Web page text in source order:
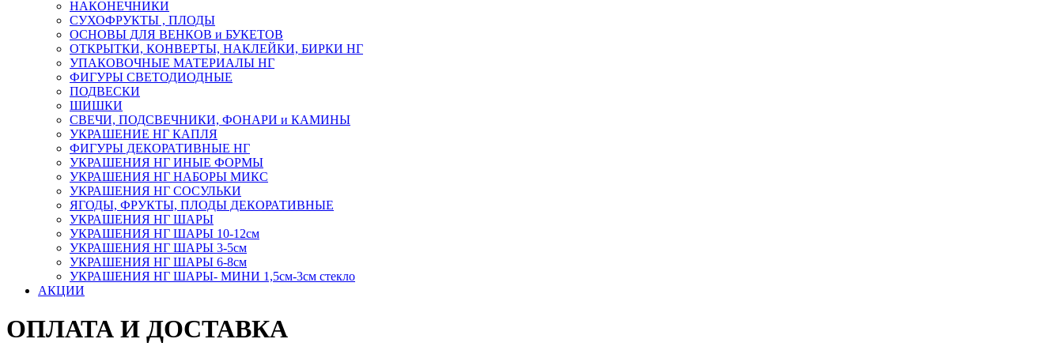
НАКОНЕЧНИКИ
СУХОФРУКТЫ , ПЛОДЫ
ОСНОВЫ ДЛЯ ВЕНКОВ и БУКЕТОВ
ОТКРЫТКИ, КОНВЕРТЫ, НАКЛЕЙКИ, БИРКИ НГ
УПАКОВОЧНЫЕ МАТЕРИАЛЫ НГ
ФИГУРЫ СВЕТОДИОДНЫЕ
ПОДВЕСКИ
ШИШКИ
СВЕЧИ, ПОДСВЕЧНИКИ, ФОНАРИ и КАМИНЫ
УКРАШЕНИЕ НГ КАПЛЯ
ФИГУРЫ ДЕКОРАТИВНЫЕ НГ
УКРАШЕНИЯ НГ ИНЫЕ ФОРМЫ
УКРАШЕНИЯ НГ НАБОРЫ МИКС
УКРАШЕНИЯ НГ СОСУЛЬКИ
ЯГОДЫ, ФРУКТЫ, ПЛОДЫ ДЕКОРАТИВНЫЕ
УКРАШЕНИЯ НГ ШАРЫ
УКРАШЕНИЯ НГ ШАРЫ 10-12см
УКРАШЕНИЯ НГ ШАРЫ 3-5см
УКРАШЕНИЯ НГ ШАРЫ 6-8см
УКРАШЕНИЯ НГ ШАРЫ- МИНИ 1,5см-3см стекло
АКЦИИ
ОПЛАТА И ДОСТАВКА